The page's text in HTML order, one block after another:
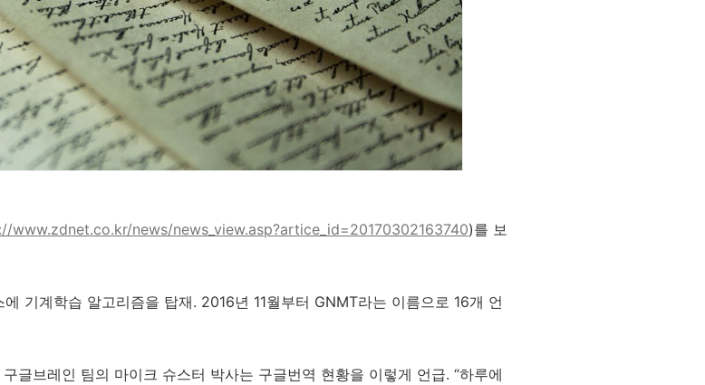
www.zdnet.co.kr/news/news_view.asp?artice_id=20170302163740)를 보
기계학습 알고리즘을 탑재. 2016년 11월부터 GNMT라는 이름으로 16개 언
글브레인 팀의 마이크 슈스터 박사는 구글번역 현황을 이렇게 언급. “하루에